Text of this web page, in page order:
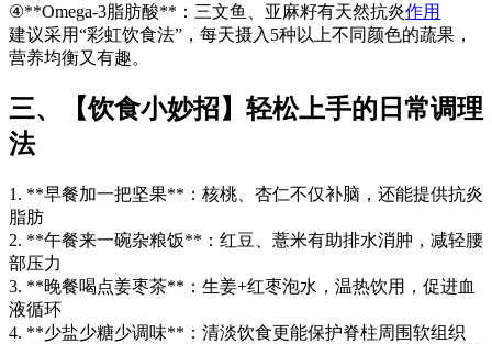
④**Omega-3脂肪酸**：三文鱼、亚麻籽有天然抗炎作用
建议采用“彩虹饮食法”，每天摄入5种以上不同颜色的蔬果，
营养均衡又有趣。
三、【饮食小妙招】轻松上手的日常调理
法
1. **早餐加一把坚果**：核桃、杏仁不仅补脑，还能提供抗炎
脂肪
2. **午餐来一碗杂粮饭**：红豆、薏米有助排水消肿，减轻腰
部压力
3. **晚餐喝点姜枣茶**：生姜+红枣泡水，温热饮用，促进血
液循环
4. **少盐少糖少调味**：清淡饮食更能保护脊柱周围软组织